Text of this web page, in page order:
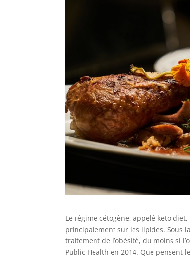
Le régime cétogène, appelé keto
principalement sur les lipides. Sous
traitement de l’obésité, du moins si
Public Health en 2014. Que pensent